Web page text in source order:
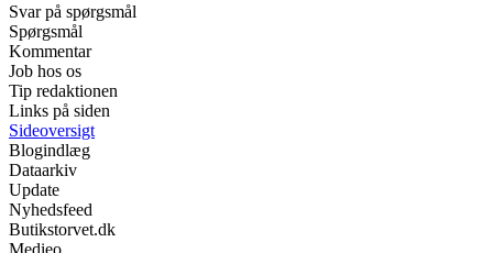
Svar på spørgsmål
Spørgsmål
Kommentar
Job hos os
Tip redaktionen
Links på siden
Sideoversigt
Blogindlæg
Dataarkiv
Update
Nyhedsfeed
Butikstorvet.dk
Medieo